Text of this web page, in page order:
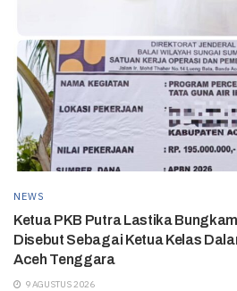
NEWS
Ketua PKB Putra Lastika
Disebut Sebagai Ketua Kelas
Aceh Tenggara
9 AGUSTUS 2026